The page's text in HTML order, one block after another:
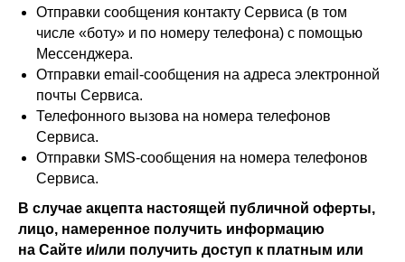
Отправки сообщения контакту Сервиса (в том
числе «боту» и по номеру телефона) с помощью
Мессенджера.
Отправки email-сообщения на адреса электронной
почты Сервиса.
Телефонного вызова на номера телефонов
Сервиса.
Отправки SMS-сообщения на номера телефонов
Сервиса.
В случае акцепта настоящей публичной оферты,
лицо, намеренное получить информацию
на Сайте и/или получить доступ к платным или